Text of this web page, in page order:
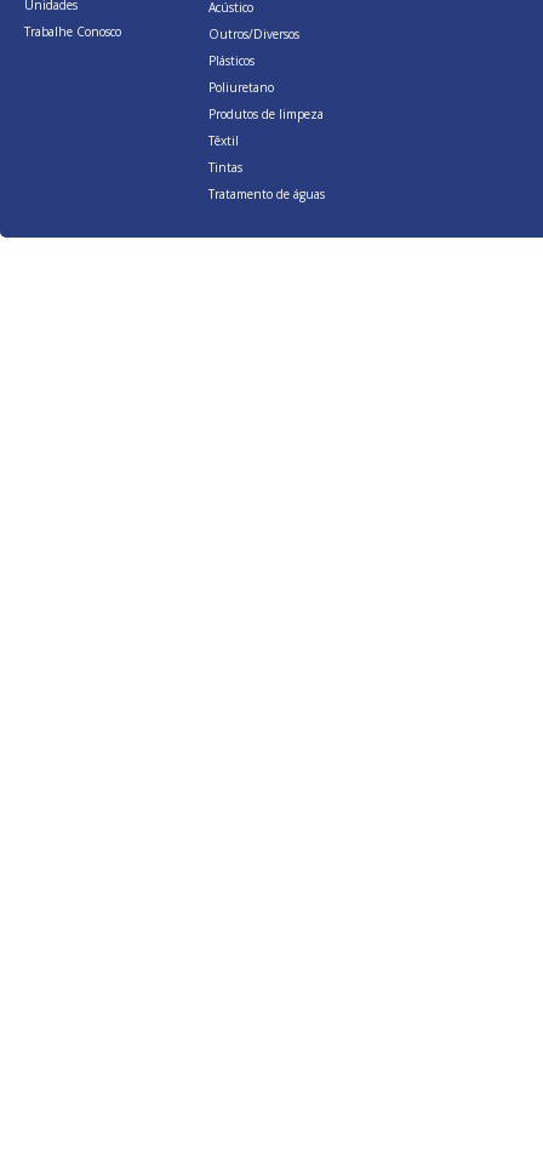
Unidades
Trabalhe Conosco
Acústico
Outros/Diversos
Plásticos
Poliuretano
Produtos de limpeza
Têxtil
Tintas
Tratamento de águas